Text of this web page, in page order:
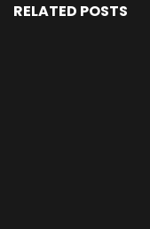
RELATED POSTS